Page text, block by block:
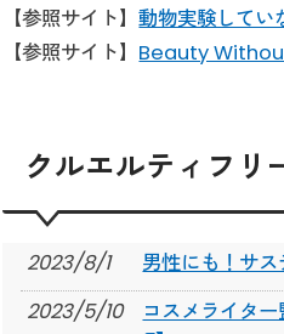
【参照サイト】動物実験してい
【参照サイト】 Beauty
クルエルティフリ
2023/8/1
男性にも！サ
2023/5/10
コスメライタ